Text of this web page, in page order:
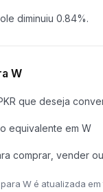
diminuiu 0.84%.
W
que deseja
equivalente em W
comprar, vender
W é atualizada